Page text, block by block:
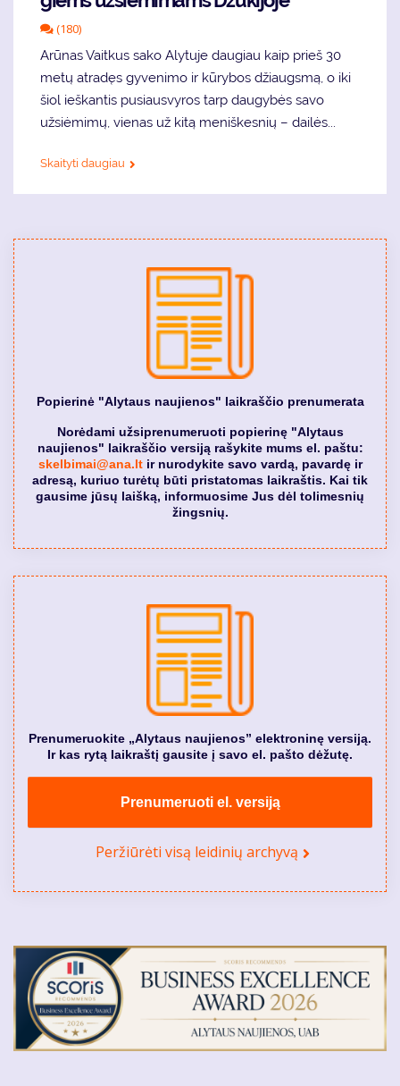
(180)
Arūnas Vaitkus sako Alytuje daugiau kaip prieš 30
metų atradęs gyvenimo ir kūrybos džiaugsmą, o iki
šiol ieškantis pusiausvyros tarp daugybės savo
užsiėmimų, vienas už kitą meniškesnių – dailės...
Skaityti daugiau
Popierinė "Alytaus naujienos" laikraščio prenumerata
Norėdami užsiprenumeruoti popierinę "Alytaus
naujienos" laikraščio versiją rašykite mums el. paštu:
skelbimai@ana.ltir nurodykite savo vardą, pavardę ir
adresą, kuriuo turėtų būti pristatomas laikraštis. Kai tik
gausime jūsų laišką, informuosime Jus dėl tolimesnių
žingsnių.
Prenumeruokite „Alytaus naujienos” elektroninę versiją.
Ir kas rytą laikraštį gausite į savo el. pašto dėžutę.
Prenumeruoti el. versiją
Peržiūrėti visą leidinių archyvą